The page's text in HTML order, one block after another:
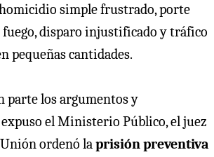
simple frustrado, porte
fuego, disparo injustificado y tráfico
pequeñas cantidades.
parte los argumentos y
el Ministerio Público, el juez
ordenó laprisión preventiva